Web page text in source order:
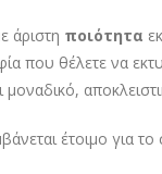
άριστη ποιότητα
που θέλετε να
έτοιμο για